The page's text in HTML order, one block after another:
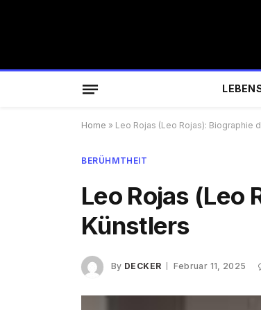
Home » Leo Rojas (Leo Rojas): Biographie
BERÜHMTHEIT
Leo Rojas (Leo
Künstlers
By DECKER Februar 11, 2025